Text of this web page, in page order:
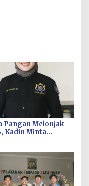
Pangan Melonjak
Kadin Minta